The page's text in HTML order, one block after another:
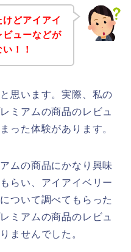
どアイアイ
ビューなどが
！！
思います。実際、私の
ミアムの商品のレビュ
った体験があります。
ムの商品にかなり興味
らい、アイアイベリー
ついて調べてもらった
ミアムの商品のレビュ
ませんでした。